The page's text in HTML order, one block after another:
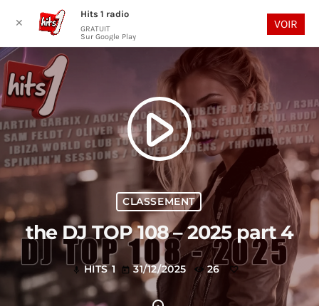
play_arrow
play_arrow
CLASSEMENT
the DJ TOP 108 – 2025 part 4
mic HITS 1 today 31/12/2025 26
✕
Hits 1 radio
GRATUIT
Sur Google Play
VOIR